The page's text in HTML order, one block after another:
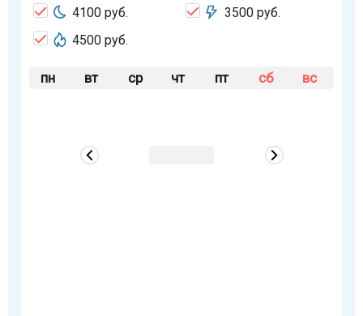
4100 руб.
3500 руб.
4500 руб.
пн вт ср чт пт сб вс